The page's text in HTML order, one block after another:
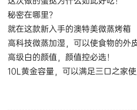
秘密在哪里？
就在这款新入手的澳特美微蒸烤箱
高科技微蒸加湿，可以使食物的外
高级白的颜值，颜值控必选！
10L黄金容量，可以满足三口之家使